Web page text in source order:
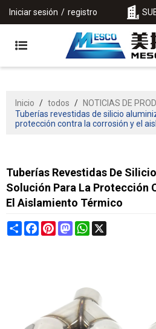
Iniciar sesión / registro
Inicio / todos / NOTICIAS DE
Tuberías revestidas de silicio
protección contra la corrosión y el
Tuberías Revestidas De
Solución Para La Protección
El Aislamiento Térmico
ShareFacebookPinterestMastodonWhatsApp